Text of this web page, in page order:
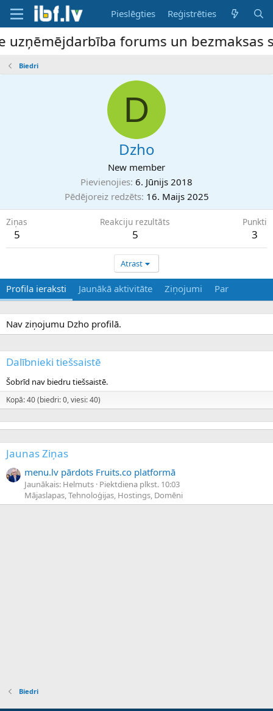
Pieslēgties Reģistrēties
forums un bezmaksas
Biedri
D
Dzho
New member
Pievienojies 6. Jūnijs 2018
Pēdējoreiz redzēts 16. Maijs 2025
Ziņas
5
Reakciju rezultāts
5
Punkti
3
Atrast
Profila ieraksti Jaunākā aktivitāte Ziņojumi Par
Nav ziņojumu Dzho profilā.
Dalībnieki tiešsaistē
Šobrīd nav biedru tiešsaistē.
Kopā: 40 (biedri: 0, viesi: 40)
Jaunas Ziņas
menu.lv pārdots Fruits.co platformā
Jaunākais: Helmuts Piektdiena plkst. 10:03
Mājaslapas, Tehnoloģijas, Hostings, Domēni
Biedri